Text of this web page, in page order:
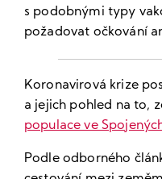
s podobnými typy
požadovat očkování
Koronavirová krize
a jejich pohled na to,
populace ve
Podle odborného